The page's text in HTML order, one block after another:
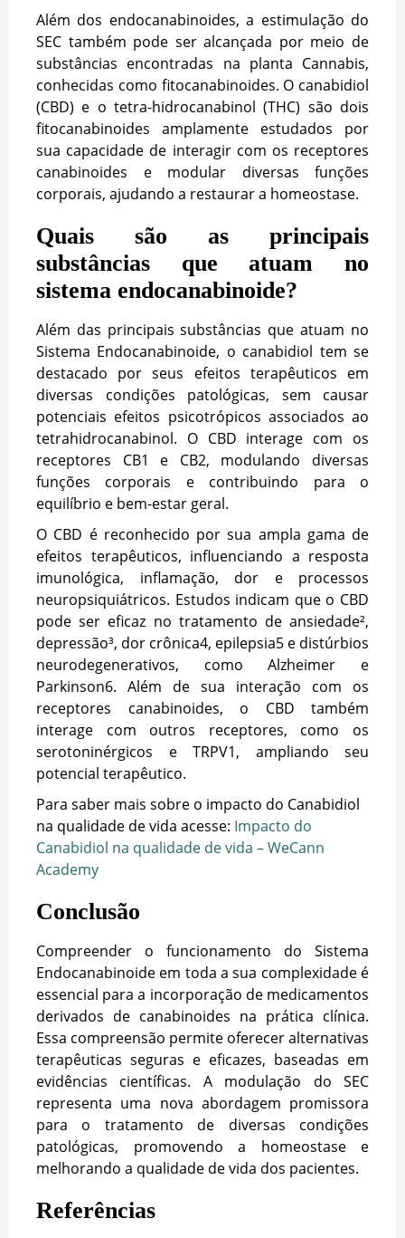
Além dos endocanabinoides, a estimulação do
SEC também pode ser alcançada por meio de
substâncias encontradas na planta Cannabis,
conhecidas como fitocanabinoides. O canabidiol
(CBD) e o tetra-hidrocanabinol (THC) são dois
fitocanabinoides amplamente estudados por
sua capacidade de interagir com os receptores
canabinoides e modular diversas funções
corporais, ajudando a restaurar a homeostase.
Quais são as principais
substâncias que atuam no
sistema endocanabinoide?
Além das principais substâncias que atuam no
Sistema Endocanabinoide, o canabidiol tem se
destacado por seus efeitos terapêuticos em
diversas condições patológicas, sem causar
potenciais efeitos psicotrópicos associados ao
tetrahidrocanabinol. O CBD interage com os
receptores CB1 e CB2, modulando diversas
funções corporais e contribuindo para o
equilíbrio e bem-estar geral.
O CBD é reconhecido por sua ampla gama de
efeitos terapêuticos, influenciando a resposta
imunológica, inflamação, dor e processos
neuropsiquiátricos. Estudos indicam que o CBD
pode ser eficaz no tratamento de ansiedade²,
depressão³, dor crônica4, epilepsia5 e distúrbios
neurodegenerativos, como Alzheimer e
Parkinson6. Além de sua interação com os
receptores canabinoides, o CBD também
interage com outros receptores, como os
serotoninérgicos e TRPV1, ampliando seu
potencial terapêutico.
Para saber mais sobre o impacto do Canabidiol
na qualidade de vida acesse: Impacto do
Canabidiol na qualidade de vida – WeCann
Academy
Conclusão
Compreender o funcionamento do Sistema
Endocanabinoide em toda a sua complexidade é
essencial para a incorporação de medicamentos
derivados de canabinoides na prática clínica.
Essa compreensão permite oferecer alternativas
terapêuticas seguras e eficazes, baseadas em
evidências científicas. A modulação do SEC
representa uma nova abordagem promissora
para o tratamento de diversas condições
patológicas, promovendo a homeostase e
melhorando a qualidade de vida dos pacientes.
Referências